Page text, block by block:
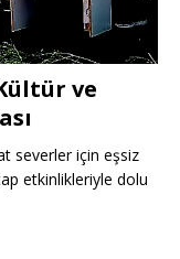
ve
severler için eşsiz
etkinlikleriyle dolu